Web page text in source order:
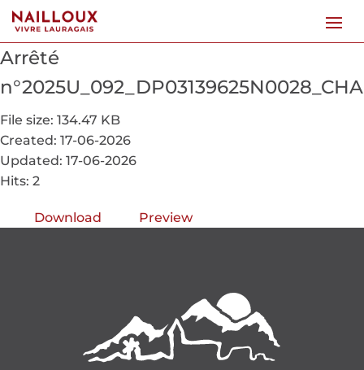
Arrêté
File size: 134.47 KB
Created: 17-06-2026
Updated: 17-06-2026
Hits: 2
Download Preview